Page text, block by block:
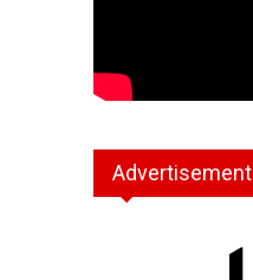
Advertisement